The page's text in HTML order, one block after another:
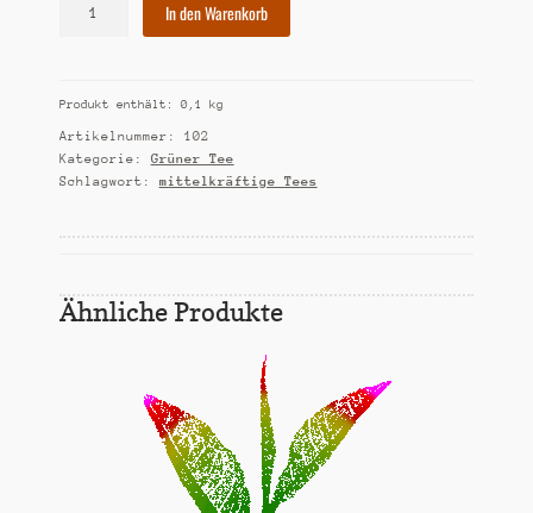
In den Warenkorb
Produkt enthält: 0,1 kg
Artikelnummer: 102
Kategorie: Grüner Tee
Schlagwort: mittelkräftige Tees
Ähnliche Produkte